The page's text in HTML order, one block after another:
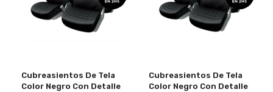
Cubreasientos De Tela
Color Negro Con Detalle
Cubreasientos De Tela
Color Negro Con Detalle